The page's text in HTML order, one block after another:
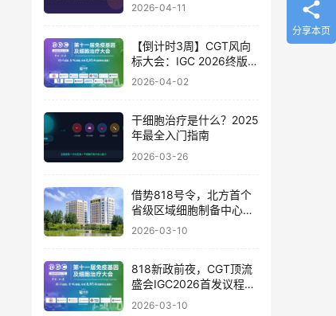
2026-04-11
【倒计时3周】CGT风向
标大会：IGC 2026终版议
程公布！合规与创新如何
2026-04-02
干细胞治疗是什么？2025
年最全入门指南
2026-03-26
借势818号令，北方首个
省级区域细胞制备中心落
地
2026-03-10
818新政前夜，CGT顶流
盛会IGC2026首发议程公
布！体内细胞/基因治疗/
2026-03-10
分享本页